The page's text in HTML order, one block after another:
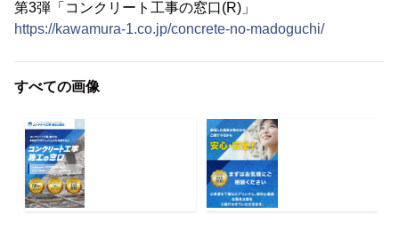
第3弾「コンクリート工事の窓口(R)」
https://kawamura-1.co.jp/concrete-no-madoguchi/
すべての画像